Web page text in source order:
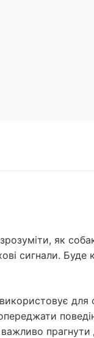
як
сигнали.
використовує